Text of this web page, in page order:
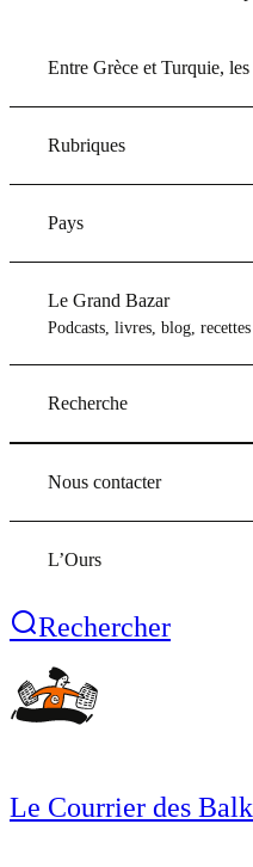
Entre Grèce et Turquie,
Rubriques
Pays
Le Grand Bazar
Podcasts, livres, blog, recettes
Recherche
Nous contacter
L’Ours
Rechercher
Le Courrier des